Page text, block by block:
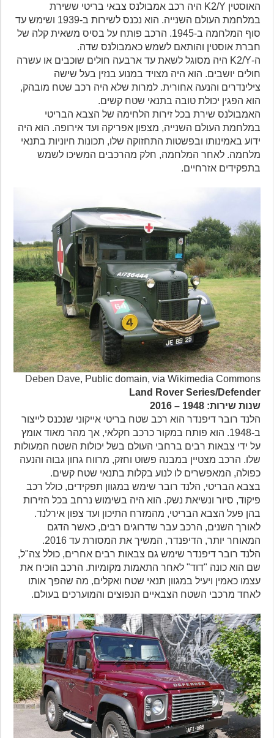
האוסטין K2/Y היה רכב אמבולנס צבאי בריטי ששירת
במלחמת העולם השנייה. הוא נכנס לשירות ב-1939 ושימש עד
סוף המלחמה ב-1945. הרכב פותח על בסיס משאית קלה של
חברת אוסטין והותאם לשמש כאמבולנס שדה.
ה-K2/Y היה מסוגל לשאת עד ארבעה חולים שוכבים או עשרה
חולים יושבים. הוא היה מצויד במנוע בנזין בעל שישה
צילינדרים והנעה אחורית. למרות שלא היה רכב שטח מובהק,
הוא הפגין יכולת טובה בתנאי שטח קשים.
האמבולנס שירת בכל זירות הלחימה של הצבא הבריטי
במלחמת העולם השנייה, מצפון אפריקה ועד אירופה. הוא היה
ידוע באמינותו ובפשטות התחזוקה שלו, תכונות חיוניות בתנאי
מלחמה. לאחר המלחמה, חלק מהרכבים המשיכו לשמש
בתפקידים אזרחיים.
Deben Dave, Public domain, via Wikimedia Commons
Land Rover Series/Defender
שנות שירות: 1948 – 2016
הלנד רובר דיפנדר הוא רכב שטח בריטי אייקוני שנכנס לייצור
ב-1948. הוא פותח במקור כרכב חקלאי, אך מהר מאוד אומץ
על ידי צבאות רבים ברחבי העולם בשל יכולות השטח המעולות
שלו. הרכב מצטיין במבנה פשוט וחזק, מרווח גחון גבוה והנעה
כפולה, המאפשרים לו לנוע בקלות בתנאי שטח קשים.
בצבא הבריטי, הלנד רובר שימש במגוון תפקידים, כולל רכב
פיקוד, סיור ונשיאת נשק. הוא היה בשימוש נרחב בכל הזירות
בהן פעל הצבא הבריטי, מהמזרח התיכון ועד צפון אירלנד.
לאורך השנים, הרכב עבר שדרוגים רבים, כאשר הדגם
המאוחר יותר, הדיפנדר, המשיך את המסורת עד 2016.
הלנד רובר דיפנדר שימש גם צבאות רבים אחרים, כולל צה"ל,
שם הוא כונה "דוד" לאחר התאמות מקומיות. הרכב הוכיח את
עצמו כאמין ויעיל במגוון תנאי שטח ואקלים, מה שהפך אותו
לאחד מרכבי השטח הצבאיים הנפוצים והמוערכים בעולם.